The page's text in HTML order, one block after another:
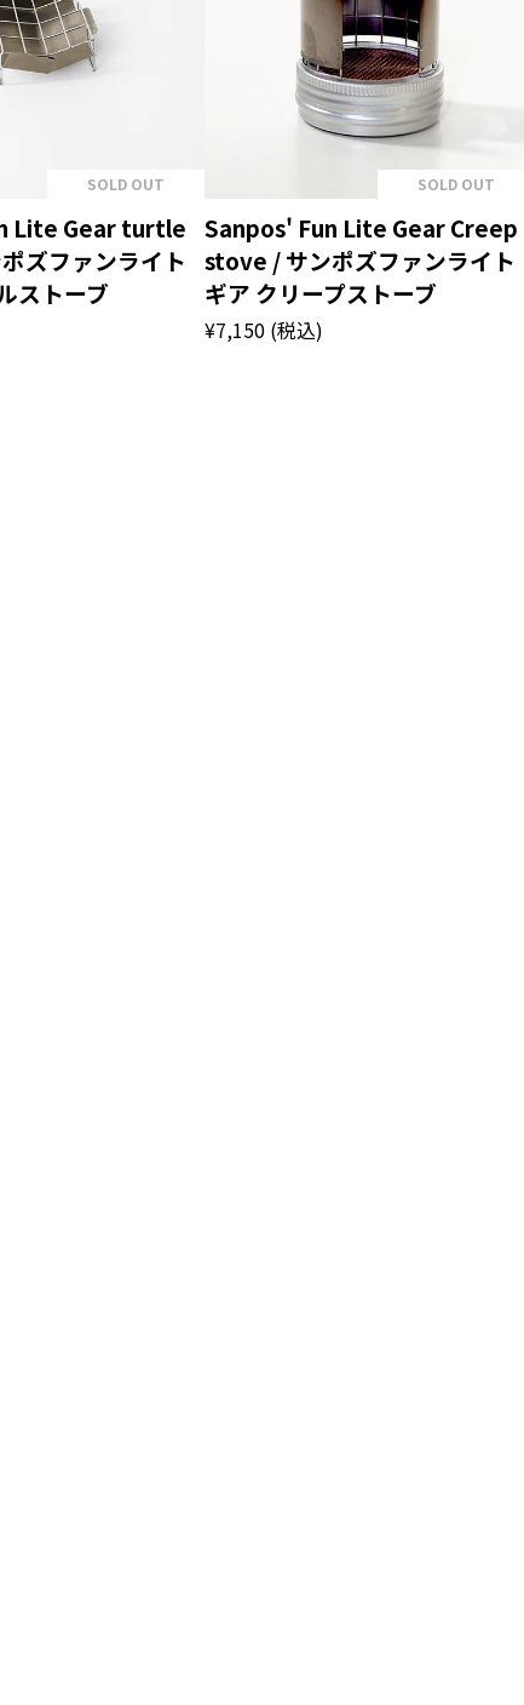
SOLD OUT
Lite Gear turtle
ズファンライト
ストーブ
SOLD OUT
Sanpos' Fun Lite Gear Creep
stove / サンポズファンライト
ギア クリープストーブ
¥7,150 (税込)